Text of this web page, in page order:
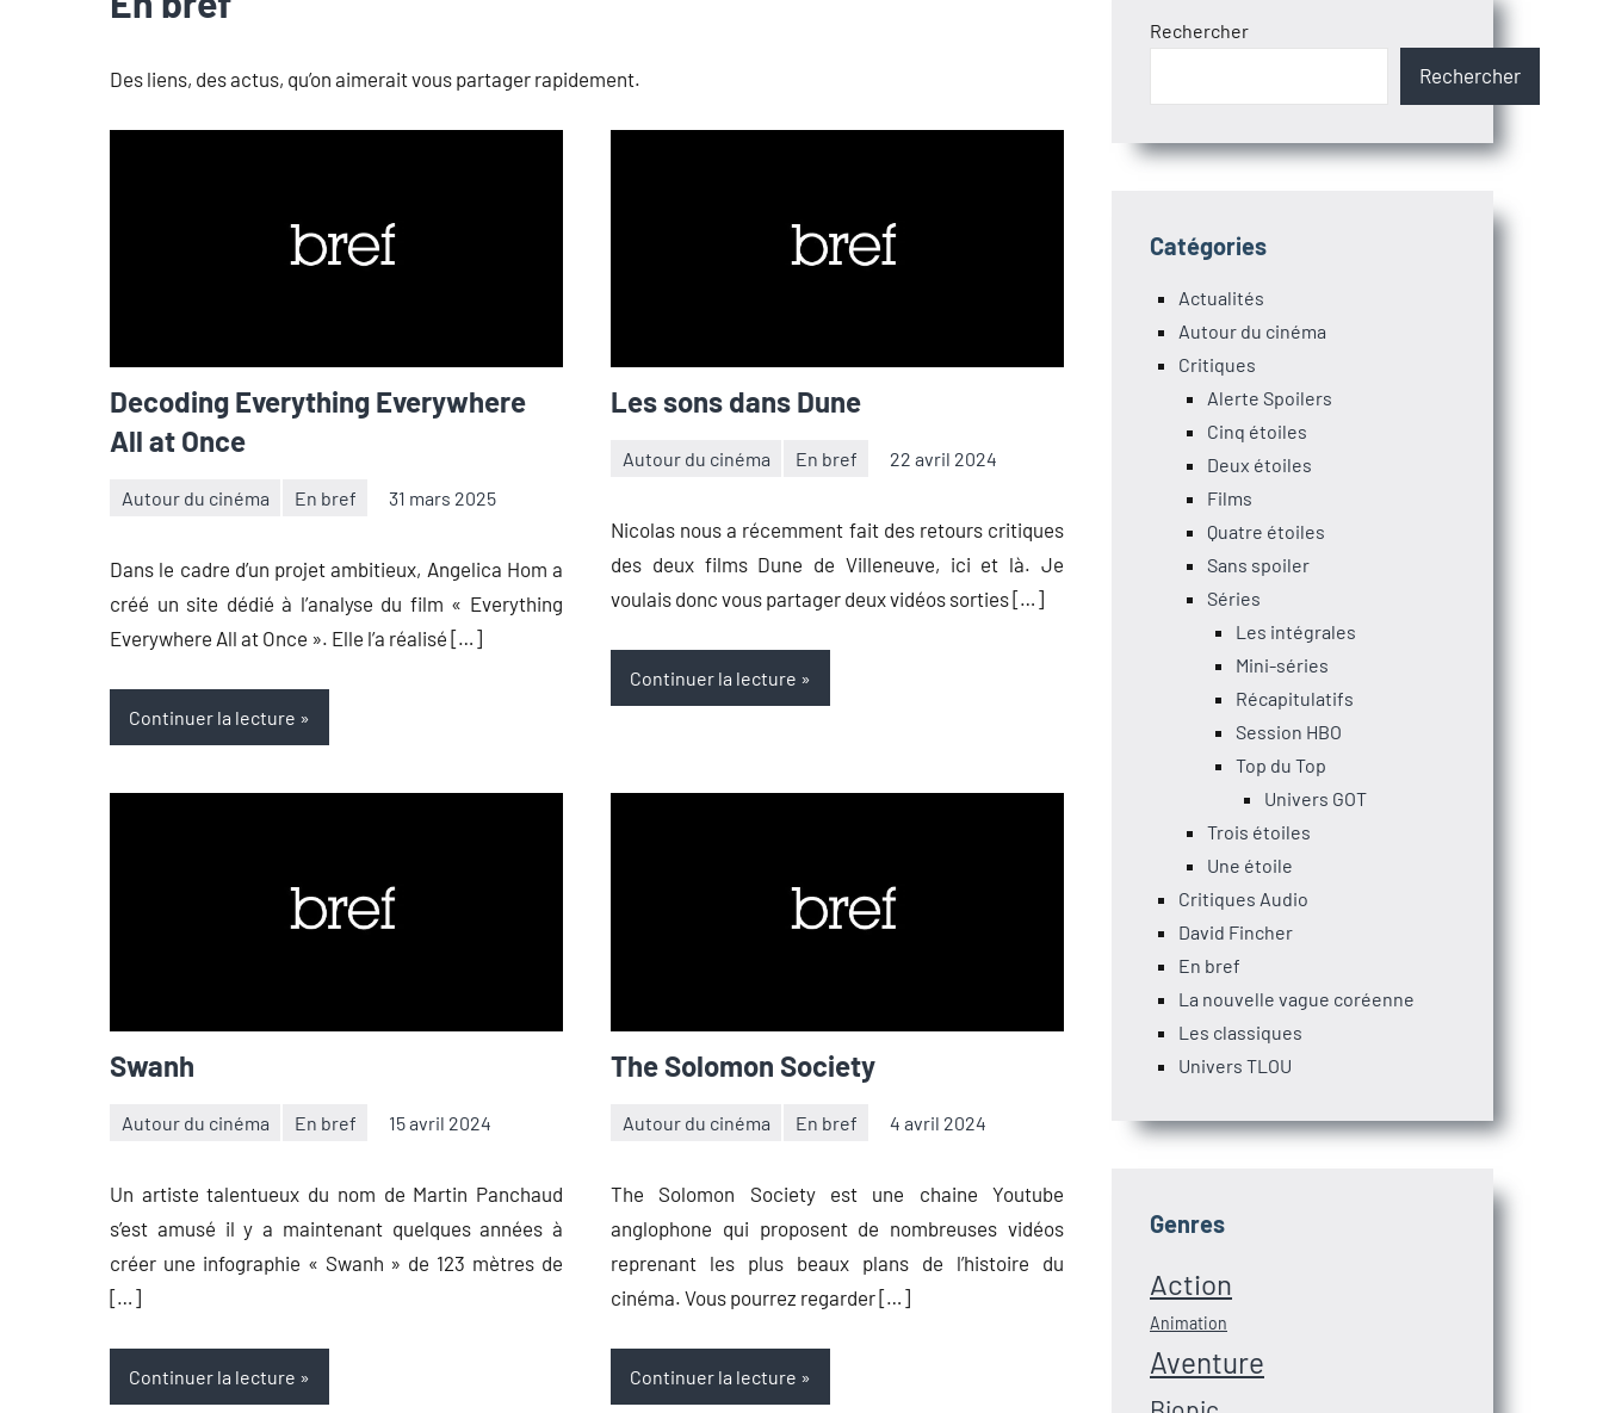
Des liens, des actus, qu’on aimerait vous partager rapidement.
Decoding Everything Everywhere
All at Once
Autour du cinéma En bref 31 mars 2025
Dans le cadre d’un projet ambitieux, Angelica Hom a
créé un site dédié à l’analyse du film « Everything
Everywhere All at Once ». Elle l’a réalisé […]
Continuer la lecture
Les sons dans Dune
Autour du cinéma En bref 22 avril 2024
Nicolas nous a récemment fait des retours critiques
des deux films Dune de Villeneuve, ici et là. Je
voulais donc vous partager deux vidéos sorties […]
Continuer la lecture
Swanh
Autour du cinéma En bref 15 avril 2024
Un artiste talentueux du nom de Martin Panchaud
s’est amusé il y a maintenant quelques années à
créer une infographie « Swanh » de 123 mètres de
[…]
Continuer la lecture
The Solomon Society
Autour du cinéma En bref 4 avril 2024
The Solomon Society est une chaine Youtube
anglophone qui proposent de nombreuses vidéos
reprenant les plus beaux plans de l’histoire du
cinéma. Vous pourrez regarder […]
Continuer la lecture
Rechercher
Rechercher
Catégories
Actualités
Autour du cinéma
Critiques
Alerte Spoilers
Cinq étoiles
Deux étoiles
Films
Quatre étoiles
Sans spoiler
Séries
Les intégrales
Mini-séries
Récapitulatifs
Session HBO
Top du Top
Univers GOT
Trois étoiles
Une étoile
Critiques Audio
David Fincher
En bref
La nouvelle vague coréenne
Les classiques
Univers TLOU
Genres
Action
Animation
Aventure